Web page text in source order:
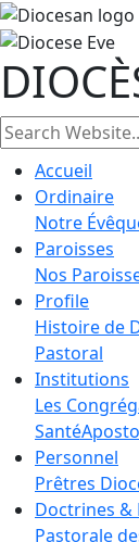
Accueil
Ordinaire
Notre
Paroisses
Nos
Profile
Histoire de
Pastoral
Institutions
Les
Santé
Personnel
Prêtres
Doctrines &
Pastorale